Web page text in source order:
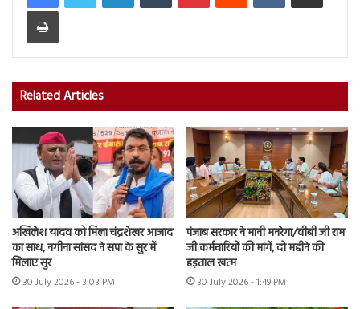
Print
Related Articles
अखिलेश यादव को मिला चंद्रशेखर आजाद
का साथ, नगीना सांसद ने सपा के सुर में
मिलाए सुर
30 July 2026 - 3:03 PM
पंजाब सरकार ने मानी मनरेगा/वीबी जी राम
जी कर्मचारियों की मांगें, दो महीने की
हड़ताल खत्म
30 July 2026 - 1:49 PM